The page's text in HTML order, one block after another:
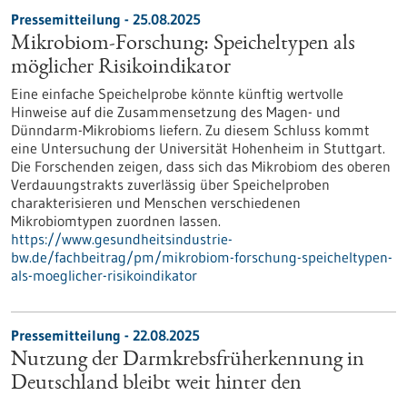
Pressemitteilung - 25.08.2025
Mikrobiom-Forschung: Speicheltypen als
möglicher Risikoindikator
Eine einfache Speichelprobe könnte künftig wertvolle
Hinweise auf die Zusammensetzung des Magen- und
Dünndarm-Mikrobioms liefern. Zu diesem Schluss kommt
eine Untersuchung der Universität Hohenheim in Stuttgart.
Die Forschenden zeigen, dass sich das Mikrobiom des oberen
Verdauungstrakts zuverlässig über Speichelproben
charakterisieren und Menschen verschiedenen
Mikrobiomtypen zuordnen lassen.
https://www.gesundheitsindustrie-
bw.de/fachbeitrag/pm/mikrobiom-forschung-speicheltypen-
als-moeglicher-risikoindikator
Pressemitteilung - 22.08.2025
Nutzung der Darmkrebsfrüherkennung in
Deutschland bleibt weit hinter den